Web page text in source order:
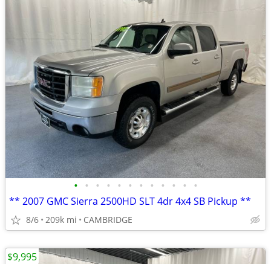
• • • • • • • • • • • •
** 2007 GMC Sierra 2500HD SLT 4dr 4x4 SB Pickup **
8/6 209k mi CAMBRIDGE
$9,995